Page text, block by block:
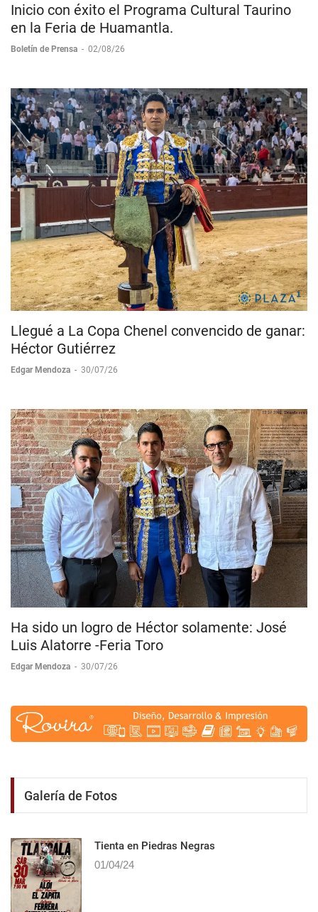
Inicio con éxito el Programa Cultural Taurino
en la Feria de Huamantla.
Boletín de Prensa - 02/08/26
Llegué a La Copa Chenel convencido de ganar:
Héctor Gutiérrez
Edgar Mendoza - 30/07/26
Ha sido un logro de Héctor solamente: José
Luis Alatorre -Feria Toro
Edgar Mendoza - 30/07/26
Galería de Fotos
Tienta en Piedras Negras
01/04/24